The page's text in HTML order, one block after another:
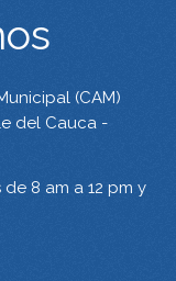
(CAM)
del Cauca -
8 am a 12 pm y